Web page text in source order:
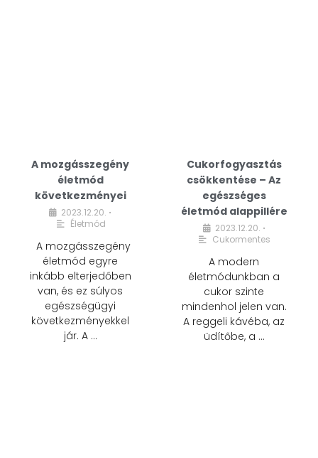
A mozgásszegény
életmód
következményei
2023.12.20. •
Életmód
A mozgásszegény
életmód egyre
inkább elterjedőben
van, és ez súlyos
egészségügyi
következményekkel
jár. A …
Cukorfogyasztás
csökkentése – Az
egészséges
életmód alappillére
2023.12.20. •
Cukormentes
A modern
életmódunkban a
cukor szinte
mindenhol jelen van.
A reggeli kávéba, az
üdítőbe, a …